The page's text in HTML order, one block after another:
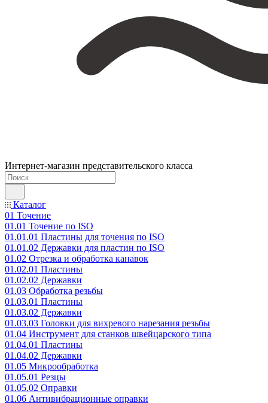
Интернет-магазин представительского класса
Каталог
01 Точение
01.01 Точение по ISO
01.01.01 Пластины для точения по ISO
01.01.02 Державки для пластин по ISO
01.02 Отрезка и обработка канавок
01.02.01 Пластины
01.02.02 Державки
01.03 Обработка резьбы
01.03.01 Пластины
01.03.02 Державки
01.03.03 Головки для вихревого нарезания резьбы
01.04 Инструмент для станков швейцарского типа
01.04.01 Пластины
01.04.02 Державки
01.05 Микрообработка
01.05.01 Резцы
01.05.02 Оправки
01.06 Антивибрационные оправки